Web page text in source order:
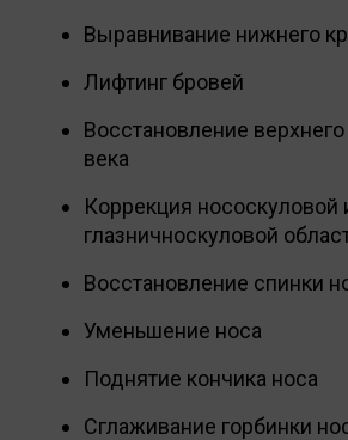
Выравнивание нижнего
Лифтинг бровей
Восстановление
века
Коррекция нососкуловой
глазничноскуловой
Восстановление спинки
Уменьшение носа
Поднятие кончика носа
Сглаживание горбинки